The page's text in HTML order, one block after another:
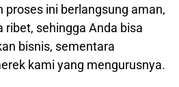
ini berlangsung aman,
ribet, sehingga Anda bisa
bisnis, sementara
kami yang mengurusnya.